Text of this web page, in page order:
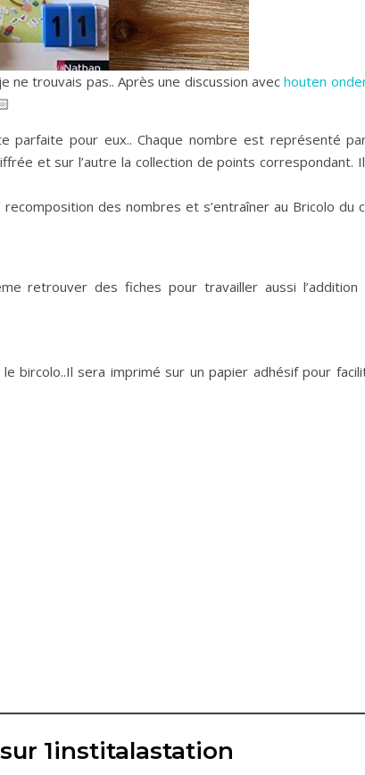
ne trouvais pas.. Après une discussion avechouten
parfaite pour eux.. Chaque nombre est représenté
et sur l’autre la collection de points correspondant.
des nombres et s’entraîner au Bricolo du
retrouver des fiches pour travailler aussi
bircolo..Il sera imprimé sur un papier adhésif pour
1institalastation